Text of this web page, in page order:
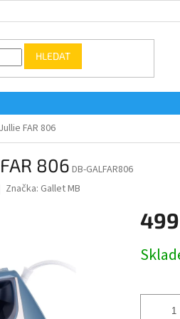
HLEDAT
FAR 806
806DB-GALFAR806
Značka: Gallet MB
cena: